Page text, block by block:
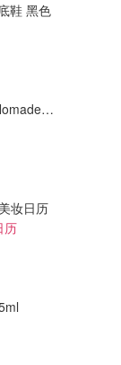
大童Logo
鞋 黑色
Lookfantastic Chloe Nomade 夜埃及小包
妆日历
历